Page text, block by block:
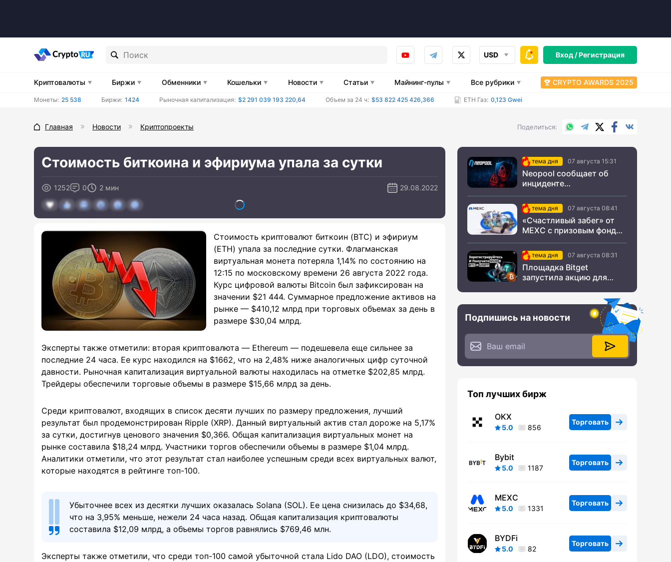
USD Вход /Регистрация
Криптовалюты Биржи Обменники Кошельки Новости Статьи Майнинг-пулы Все рубрики CRYPTO AWARDS 2025
Монеты: 25 538 Биржи: 1424 Рыночная капитализация: $2 291 039 193 220,64 Объем за 24 ч: $53 822 425 426,366 ETH Газ: 0,123 Gwei
Главная Новости Криптопроекты Поделиться WhatsApp
TelegramX.comFacebook
Стоимость биткоина и эфириума упала за сутки
1252 0 2 мин 29.08.2022
Стоимость криптовалют биткоин (BTC) и эфириум
(ETH) упала за последние сутки. Флагманская
виртуальная монета потеряла 1,14% по состоянию на
12:15 по московскому времени 26 августа 2022 года.
Курс цифровой валюты Bitcoin был зафиксирован на
значении $21 444. Суммарное предложение активов на
рынке — $410,12 млрд при торговых объемах за день в
размере $30,04 млрд.
Эксперты также отметили: вторая криптовалюта — Ethereum — подешевела еще сильнее за
последние 24 часа. Ее курс находился на $1662, что на 2,48% ниже аналогичных цифр суточной
давности. Рыночная капитализация виртуальной валюты находилась на отметке $202,85 млрд.
Трейдеры обеспечили торговые объемы в размере $15,66 млрд за день.
Среди криптовалют, входящих в список десяти лучших по размеру предложения, лучший
результат был продемонстрирован Ripple (XRP). Данный виртуальный актив стал дороже на 5,17%
за сутки, достигнув ценового значения $0,366. Общая капитализация виртуальных монет на
рынке составила $18,24 млрд. Участники торгов обеспечили объемы в размере $1,04 млрд.
Аналитики отметили, что этот результат стал наиболее успешным среди всех виртуальных валют,
которые находятся в рейтинге топ-100.
Убыточнее всех из десятки лучших оказалась Solana (SOL). Ее цена снизилась до $34,68,
что на 3,95% меньше, нежели 24 часа назад. Общая капитализация криптовалюты
составила $12,09 млрд, а объемы торгов равнялись $769,46 млн.
Эксперты также отметили, что среди топ-100 самой убыточной стала Lido DAO (LDO), стоимость
тема дня 07 августа 15:31
Neopool сообщает об
инциденте
безопасности
тема дня 07 августа 08:41
«Счастливый забег» от
MEXC с призовым фондом
тема дня 07 августа 08:31
Площадка Bitget
запустила акцию для
Подпишись на новости
Топ лучших бирж
OKX
5.0 856
Торговать
Bybit
5.0 1187
Торговать
MEXC
5.0 1331
Торговать
BYDFi
5.0 82
Торговать